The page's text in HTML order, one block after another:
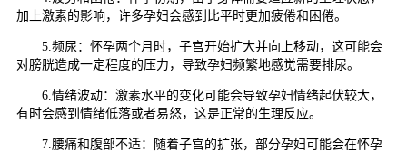
加上激素的影响，许多孕妇会感到比平时更加疲倦和困倦。
5.频尿：怀孕两个月时，子宫开始扩大并向上移动，这可能会
对膀胱造成一定程度的压力，导致孕妇频繁地感觉需要排尿。
6.情绪波动：激素水平的变化可能会导致孕妇情绪起伏较大，
有时会感到情绪低落或者易怒，这是正常的生理反应。
7.腰痛和腹部不适：随着子宫的扩张，部分孕妇可能会在怀孕